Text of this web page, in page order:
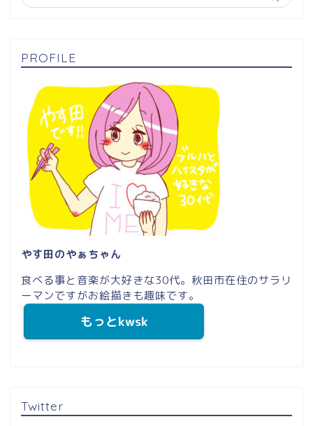
PROFILE
やす田のやぁちゃん
食べる事と音楽が大好きな30代。秋田市在住のサラリ
ーマンですがお絵描きも趣味です。
もっとkwsk
Twitter